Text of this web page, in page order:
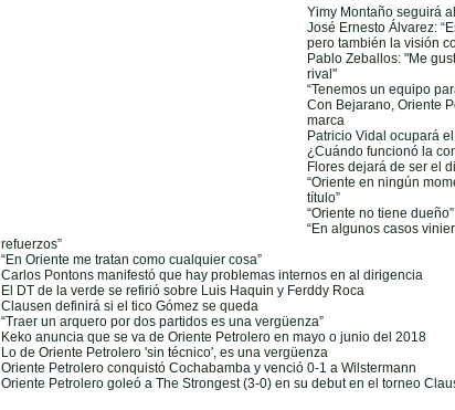
Yimy Montaño seguirá
José Ernesto Álvarez:
pero también la visión
Pablo Zeballos: "Me
rival"
“Tenemos un equipo
Con Bejarano, Oriente
marca
Patricio Vidal ocupará
¿Cuándo funcionó la
Flores dejará de ser el
“Oriente en ningún
título”
“Oriente no tiene dueño”
“En algunos casos
refuerzos”
“En Oriente me tratan como cualquier cosa”
Carlos Pontons manifestó que hay problemas internos en al dirigencia
El DT de la verde se refirió sobre Luis Haquin y Ferddy Roca
Clausen definirá si el tico Gómez se queda
“Traer un arquero por dos partidos es una vergüenza”
Keko anuncia que se va de Oriente Petrolero en mayo o junio del 2018
Lo de Oriente Petrolero 'sin técnico', es una vergüenza
Oriente Petrolero conquistó Cochabamba y venció 0-1 a Wilstermann
Oriente Petrolero goleó a The Strongest (3-0) en su debut en el torneo